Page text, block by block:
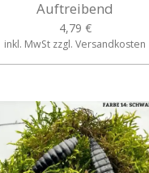
Auftreibend
4,79 €
inkl. MwSt zzgl. Versandkosten